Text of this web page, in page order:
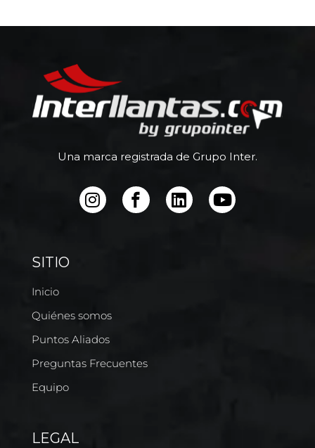
Una marca registrada de Grupo Inter.
SITIO
Inicio
Quiénes somos
Puntos Aliados
Preguntas Frecuentes
Equipo
LEGAL